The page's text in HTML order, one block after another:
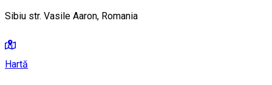
Sibiu str. Vasile Aaron, Romania
Hartă